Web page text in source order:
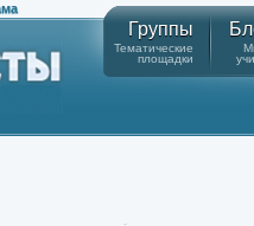
Группы
Тематические
площадки